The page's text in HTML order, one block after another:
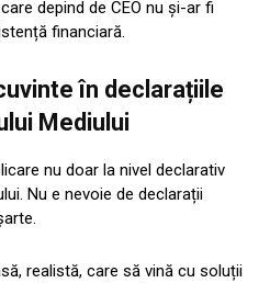
depind de CEO nu și-ar fi
financiară.
în declarațiile
Mediului
nu doar la nivel declarativ
Nu e nevoie de declarații
realistă, care să vină cu soluții